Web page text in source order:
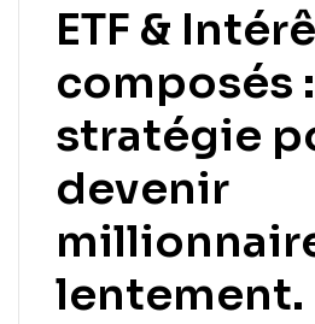
ETF &
composés :
stratégie
devenir
lentement.